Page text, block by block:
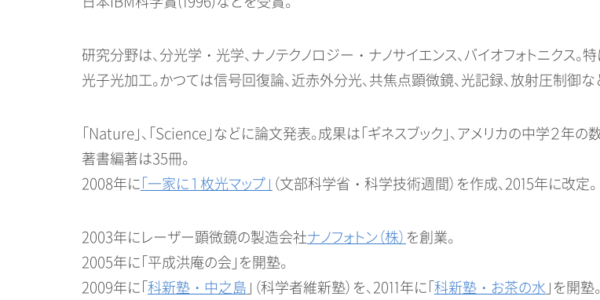
研究分野は、分光学・光学、ナノテクノロジー・ナノサイエンス、バイオフォトニクス。
光子光加工。かつては信号回復論、近赤外分光、共焦点顕微鏡、光記録、放射圧制御な
「Nature」、「Science」などに論文発表。成果は「ギネスブック」、アメリカの中学２年
著書編著は35冊。
2008年に「一家に１枚光マップ」 （文部科学省・科学技術週間）を作成、2015年に改定。
2003年にレーザー顕微鏡の製造会社ナノフォトン（株） を創業。
2005年に「平成洪庵の会」を開塾。
2009年に「 科新塾・中之島 」（科学者維新塾）を、2011年に「 科新塾・お茶の水 」を開塾。